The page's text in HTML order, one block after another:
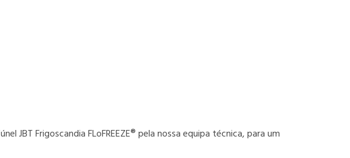
JBT Frigoscandia FLoFREEZE® pela nossa equipa técnica, para um